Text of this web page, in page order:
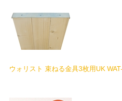
ウォリスト 束ねる金具3枚用UK